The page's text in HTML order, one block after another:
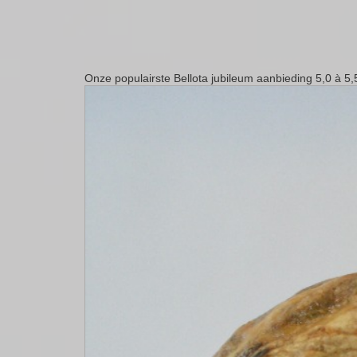
Onze populairste Bellota jubileum aanbieding 5,0 à